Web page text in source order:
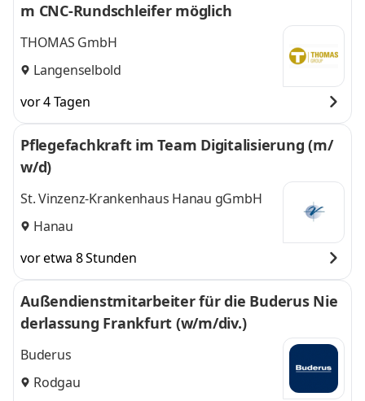
m CNC-Rundschleifer möglich
THOMAS GmbH
Langenselbold
vor 4 Tagen
Pflegefachkraft im Team Digitalisierung (m/
w/d)
St. Vinzenz-Krankenhaus Hanau gGmbH
Hanau
vor etwa 8 Stunden
Außendienstmitarbeiter für die Buderus Nie
derlassung Frankfurt (w/m/div.)
Buderus
Rodgau